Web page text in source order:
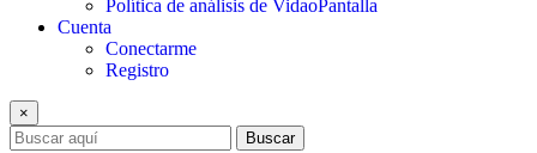
Política de análisis de VidaoPantalla
Cuenta
Conectarme
Registro
×
Buscar